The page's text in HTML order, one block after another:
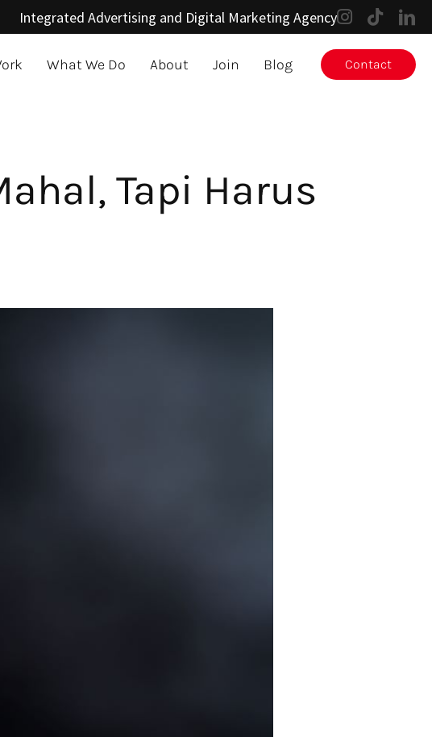
Integrated Advertising and Digital Marketing Agency
What We Do About Join Blog Contact
Tapi Harus